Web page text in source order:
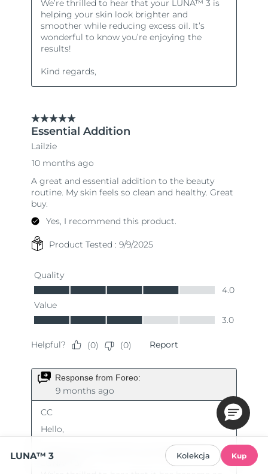
LUNA™ 3 Kolekcja Kup